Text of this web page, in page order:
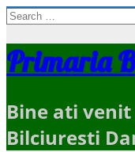
Search
Primaria
Bine ati
Bilciuresti